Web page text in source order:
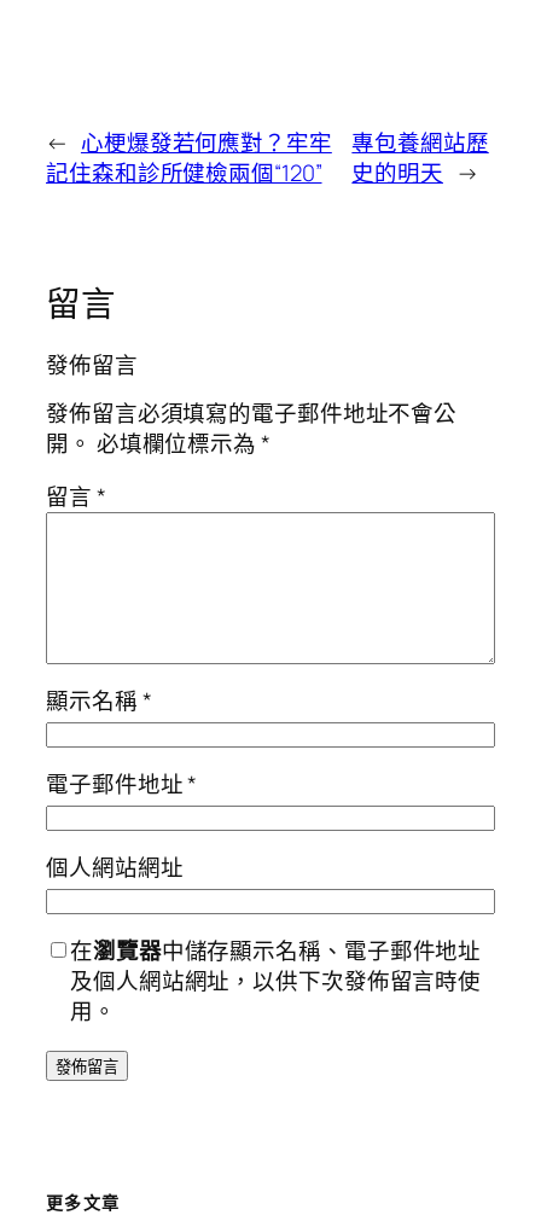
← 心梗爆發若何應對？牢牢
記住森和診所健檢兩個“120”
專包養網站歷
史的明天 →
留言
發佈留言
發佈留言必須填寫的電子郵件地址不會公
開。 必填欄位標示為*
留言*
顯示名稱*
電子郵件地址*
個人網站網址
在瀏覽器中儲存顯示名稱、電子郵件地址
及個人網站網址，以供下次發佈留言時使
用。
更多文章